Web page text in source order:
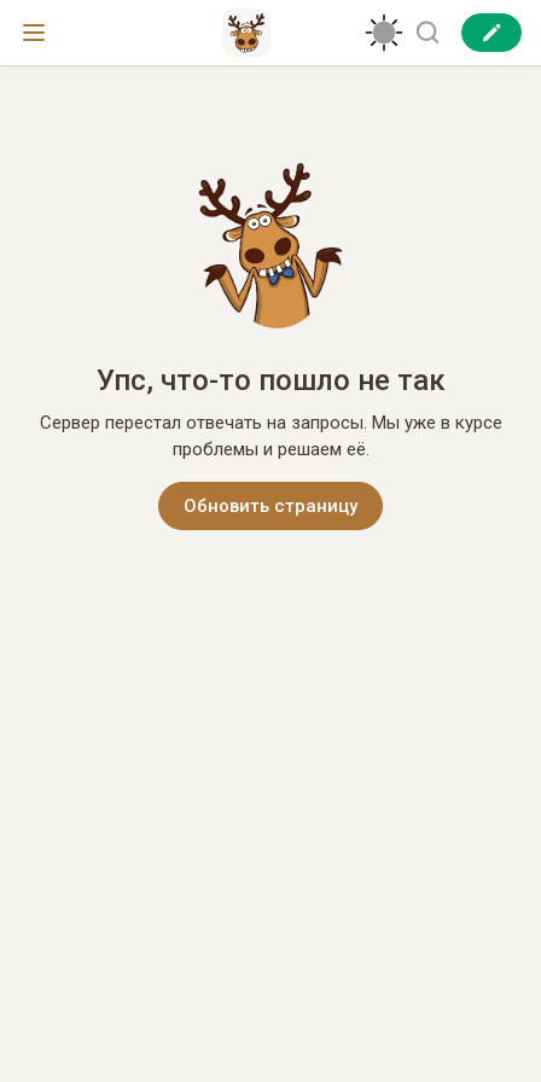
Упс, что-то пошло не так
Сервер перестал отвечать на запросы. Мы уже в курсе
проблемы и решаем её.
Обновить страницу